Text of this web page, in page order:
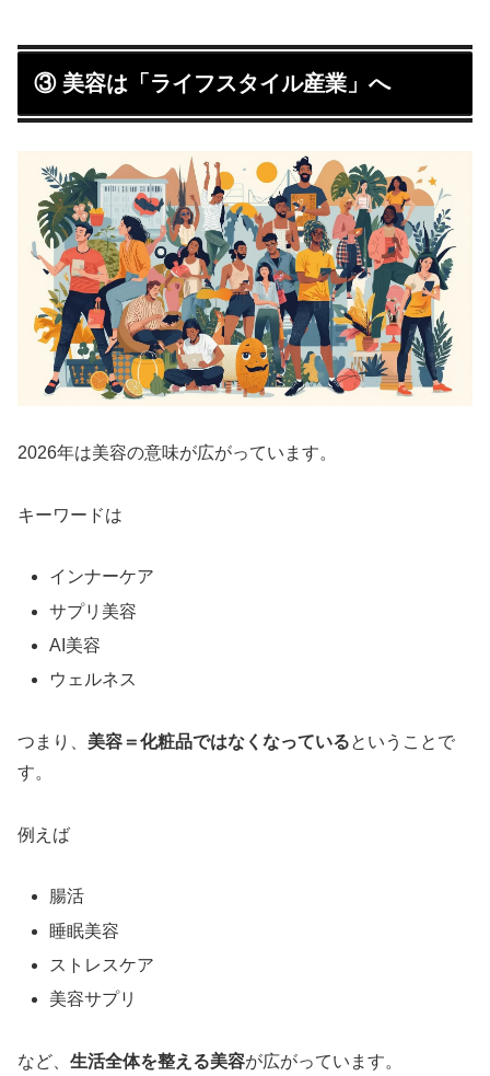
③ 美容は「ライフスタイル産業」へ
2026年は美容の意味が広がっています。
キーワードは
インナーケア
サプリ美容
AI美容
ウェルネス
つまり、 美容＝化粧品ではなくなっているということで
す。
例えば
腸活
睡眠美容
ストレスケア
美容サプリ
など、 生活全体を整える美容が広がっています。